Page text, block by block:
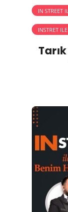
IN STREET
INSTRET
Tarık